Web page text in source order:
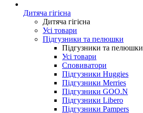
Дитяча гігієна
Дитяча гігієна
Усі товари
Підгузники та пелюшки
Підгузники та пелюшки
Усі товари
Сповиватори
Підгузники Huggies
Підгузники Merries
Підгузники GOO.N
Підгузники Libero
Підгузники Pampers